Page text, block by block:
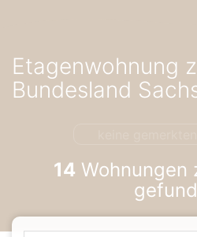
zur
Navigation
zum
Etagenwohnung
Bundesland
14 Wohnungen